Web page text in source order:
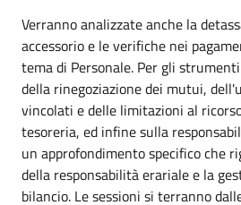
Verranno analizzate anche la
accessorio e le verifiche nei
tema di Personale. Per gli
della rinegoziazione dei mutui,
vincolati e delle limitazioni al
tesoreria, ed infine sulla
un approfondimento specifico che
della responsabilità erariale e la
bilancio. Le sessioni si terranno